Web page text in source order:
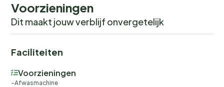
Voorzieningen
Dit maakt jouw verblijf onvergetelijk
Faciliteiten
Voorzieningen
Afwasmachine